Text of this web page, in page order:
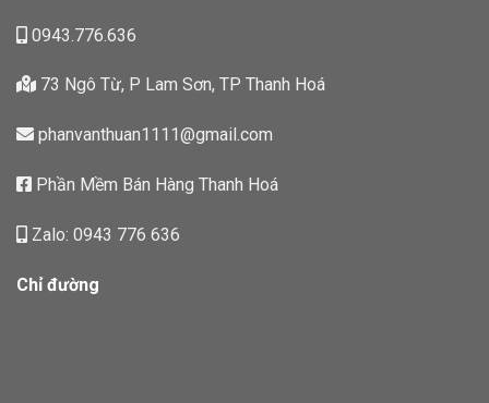
0943.776.636
73 Ngô Từ, P Lam Sơn, TP Thanh Hoá
phanvanthuan1111@gmail.com
Phần Mềm Bán Hàng Thanh Hoá
Zalo: 0943 776 636
Chỉ đường